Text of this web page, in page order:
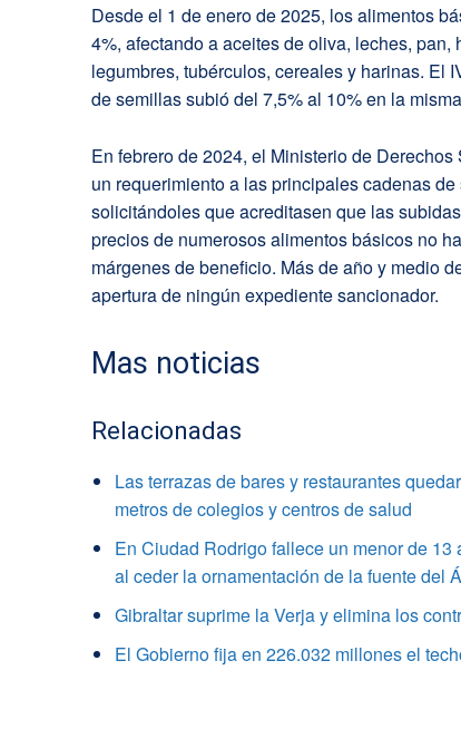
Desde el 1 de enero de 2025, los alimentos
4%, afectando a aceites de oliva, leches, pan,
legumbres, tubérculos, cereales y harinas. El
de semillas subió del 7,5% al 10% en la
En febrero de 2024, el Ministerio de
un requerimiento a las principales cadenas
solicitándoles que acreditasen que las
precios de numerosos alimentos básicos no
márgenes de beneficio. Más de año y medio
apertura de ningún expediente sancionador.
Mas noticias
Relacionadas
Las terrazas de bares y restaurantes
metros de colegios y centros de salud
En Ciudad Rodrigo fallece un menor de
al ceder la ornamentación de la fuente del
Gibraltar suprime la Verja y elimina los
El Gobierno fija en 226.032 millones el